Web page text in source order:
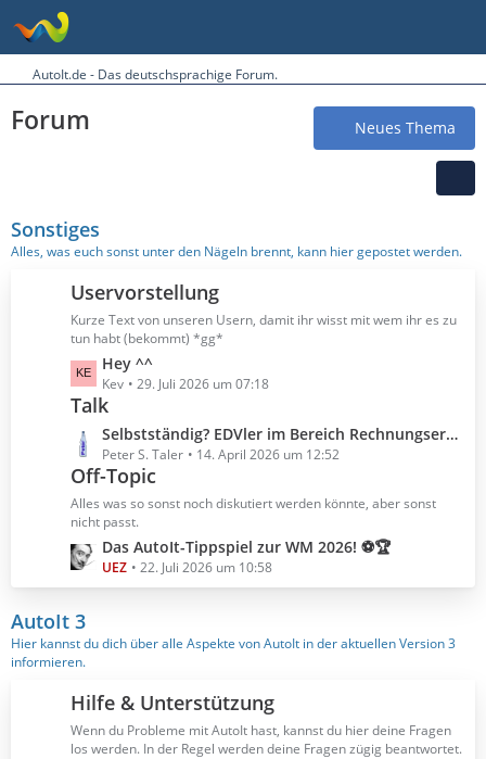
AutoIt.de - Das deutschsprachige Forum.
Forum Neues Thema
Sonstiges
Alles, was euch sonst unter den Nägeln brennt, kann hier gepostet werden.
Uservorstellung
Kurze Text von unseren Usern, damit ihr wisst mit wem ihr es zu
tun habt (bekommt) *gg*
L
e
t
e
B
e
t
g
e
Hey ^^
Kev 29. Juli 2026 um 07:18
Talk
t
z
t
e
B
e
t
r
ä
g
e
Selbstständig? EDVler im Bereich Rechnungserstellung?
Peter S. Taler 14. April 2026 um 12:52
Off-Topic
Alles was so sonst noch diskutiert werden könnte, aber sonst
nicht passt.
L
e
t
z
t
e
e
i
t
Das AutoIt-Tippspiel zur WM 2026! ⚽🏆
UEZ 22. Juli 2026 um 10:58
AutoIt 3
Hier kannst du dich über alle Aspekte von AutoIt in der aktuellen Version 3
informieren.
Hilfe & Unterstützung
Wenn du Probleme mit AutoIt hast, kannst du hier deine Fragen
los werden. In der Regel werden deine Fragen zügig beantwortet.